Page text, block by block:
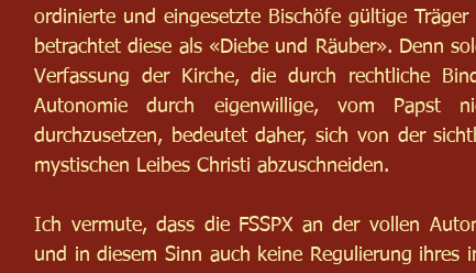
ordinierte und eingesetzte Bischöfe gültige
betrachtet diese als «Diebe und Räuber». Denn
Verfassung der Kirche, die durch rechtliche
Autonomie durch eigenwillige, vom Papst
durchzusetzen, bedeutet daher, sich von der
mystischen Leibes Christi abzuschneiden.
Ich vermute, dass die FSSPX an der vollen
und in diesem Sinn auch keine Regulierung ihres